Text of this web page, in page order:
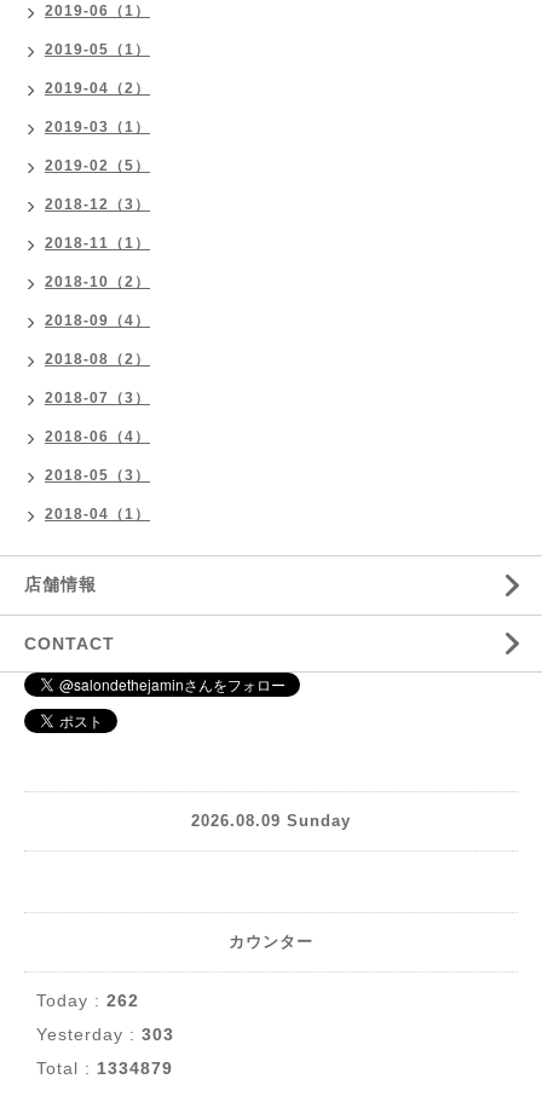
2019-06（1）
2019-05（1）
2019-04（2）
2019-03（1）
2019-02（5）
2018-12（3）
2018-11（1）
2018-10（2）
2018-09（4）
2018-08（2）
2018-07（3）
2018-06（4）
2018-05（3）
2018-04（1）
店舗情報
CONTACT
2026.08.09 Sunday
カウンター
Today : 262
Yesterday : 303
Total : 1334879